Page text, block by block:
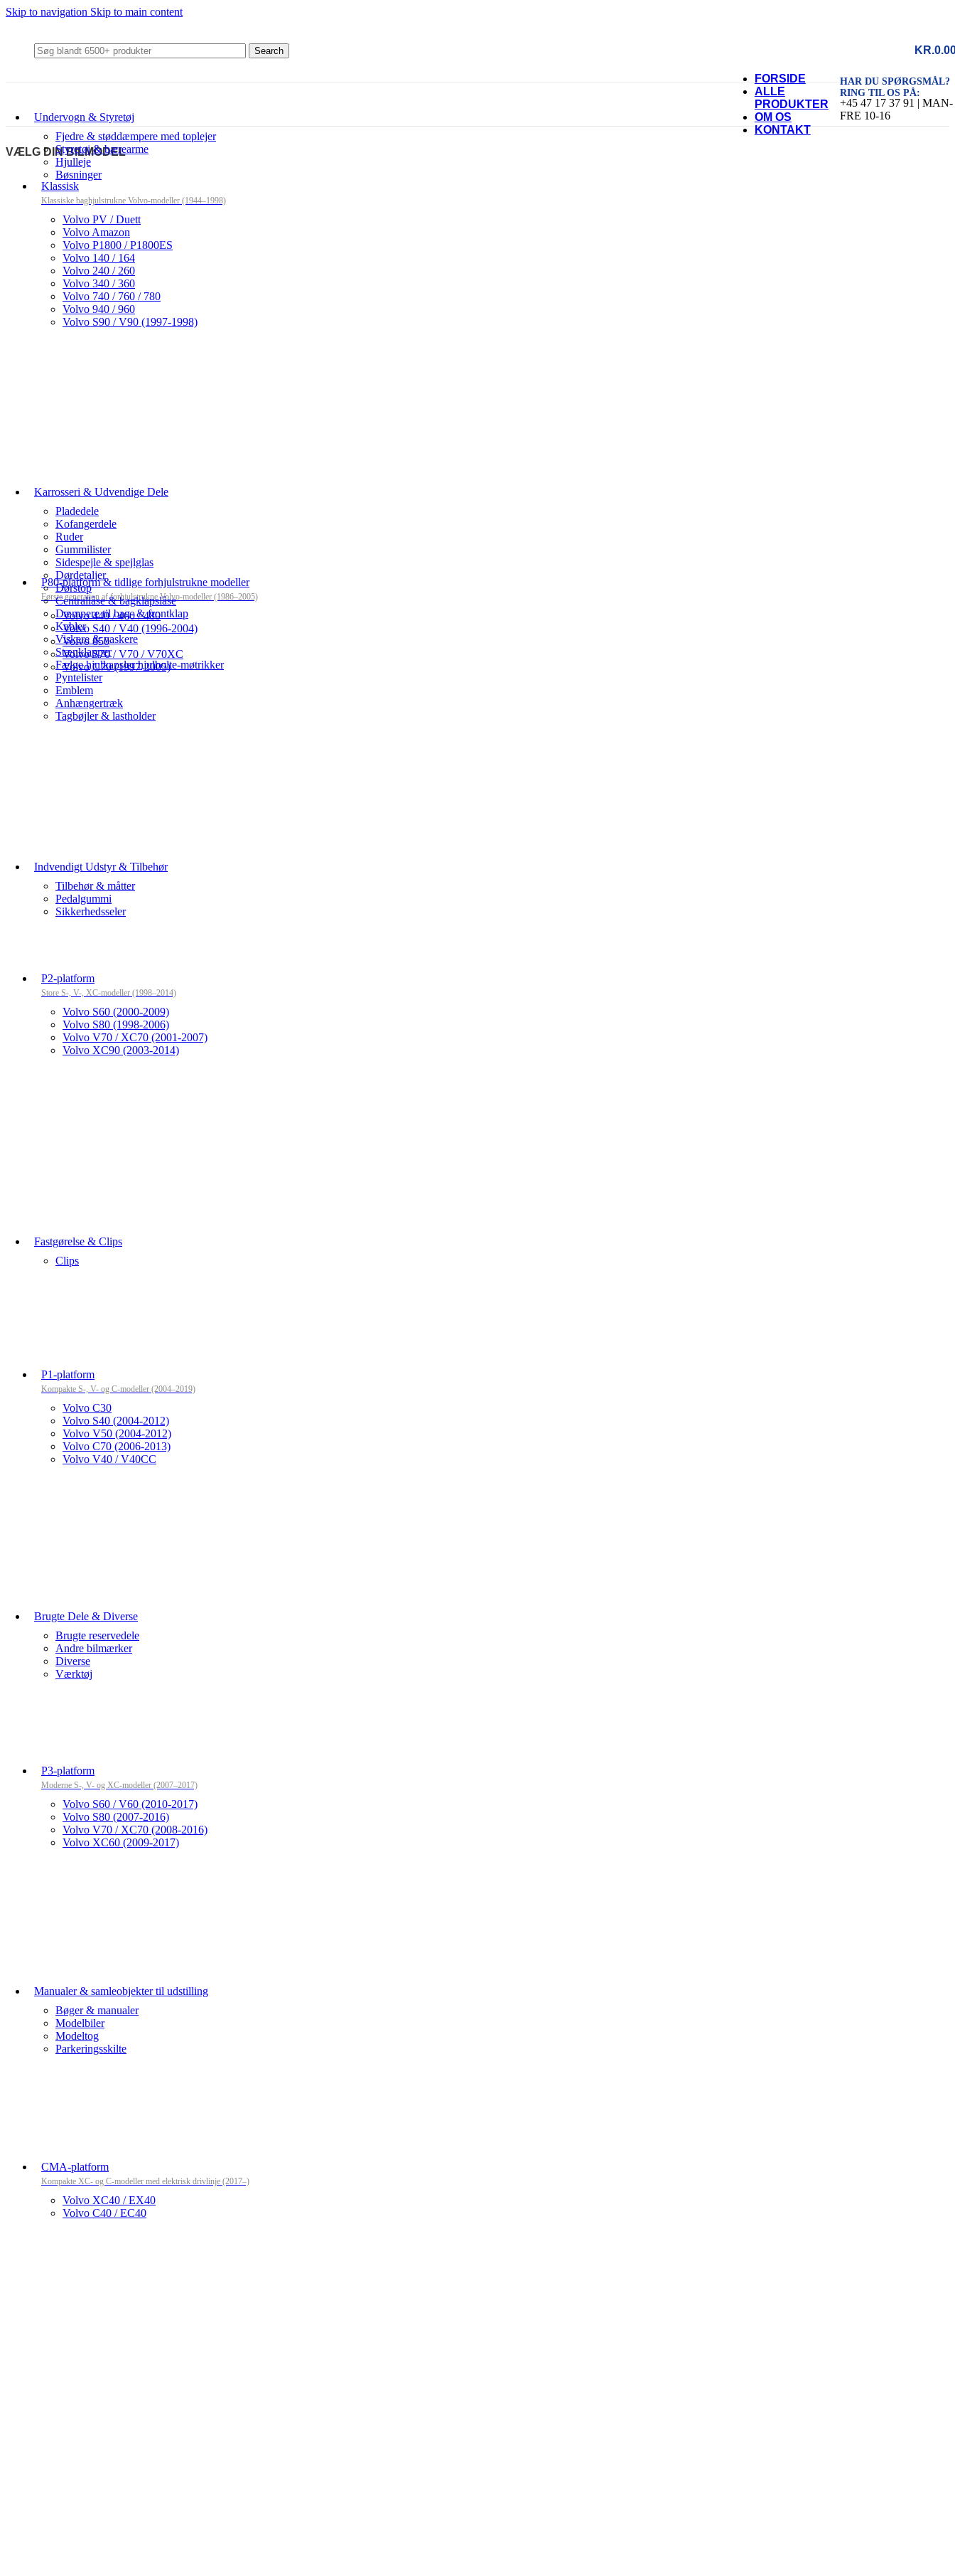
Skip to navigation Skip to main content
Search KR.
Undervogn & Styretøj
Fjedre & støddæmpere med toplejer
Styretøj & bærearme
Hjulleje
Bøsninger
Karrosseri & Udvendige Dele
Pladedele
Kofangerdele
Ruder
Gummilister
Sidespejle & spejlglas
Dørdetaljer
Dørstop
Centrallåse & bagklapslåse
Dæmpere til bag- & frontklap
Kabler
Viskere & vaskere
Stænklapper
Fælge hjulkapsler hjulbolte-møtrikker
Pyntelister
Emblem
Anhængertræk
Tagbøjler & lastholder
Indvendigt Udstyr & Tilbehør
Tilbehør & måtter
Pedalgummi
Sikkerhedsseler
Fastgørelse & Clips
Clips
Brugte Dele & Diverse
Brugte reservedele
Andre bilmærker
Diverse
Værktøj
Manualer & samleobjekter til udstilling
Bøger & manualer
Modelbiler
Modeltog
Parkeringsskilte
FORSIDE
ALLE
PRODUKTER
OM OS
KONTAKT
HAR DU SPØRGSMÅL?
RING TIL OS PÅ:
+45 47 17 37 91 | MAN-
FRE 10-16
VÆLG DIN BILMODEL
Klassisk
Klassiske baghjulstrukne Volvo-modeller (1944–1998)
Volvo PV / Duett
Volvo Amazon
Volvo P1800 / P1800ES
Volvo 140 / 164
Volvo 240 / 260
Volvo 340 / 360
Volvo 740 / 760 / 780
Volvo 940 / 960
Volvo S90 / V90 (1997-1998)
P80-platform & tidlige forhjulstrukne modeller
Første generation af forhjulstrukne Volvo-modeller (1986–2005)
Volvo 440 / 460 / 480
Volvo S40 / V40 (1996-2004)
Volvo 850
Volvo S70 / V70 / V70XC
Volvo C70 (1997-2005)
P2-platform
Store S-, V-, XC-modeller (1998–2014)
Volvo S60 (2000-2009)
Volvo S80 (1998-2006)
Volvo V70 / XC70 (2001-2007)
Volvo XC90 (2003-2014)
P1-platform
Kompakte S-, V- og C-modeller (2004–2019)
Volvo C30
Volvo S40 (2004-2012)
Volvo V50 (2004-2012)
Volvo C70 (2006-2013)
Volvo V40 / V40CC
P3-platform
Moderne S-, V- og XC-modeller (2007–2017)
Volvo S60 / V60 (2010-2017)
Volvo S80 (2007-2016)
Volvo V70 / XC70 (2008-2016)
Volvo XC60 (2009-2017)
CMA-platform
Kompakte XC- og C-modeller med elektrisk drivlinje (2017–)
Volvo XC40 / EX40
Volvo C40 / EC40